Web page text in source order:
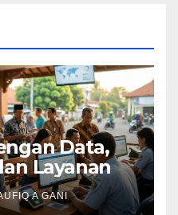
Data,
Layanan
A GANI